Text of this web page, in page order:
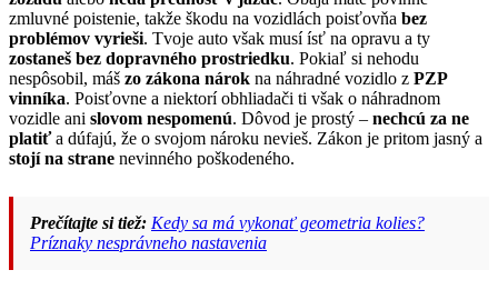
zmluvné poistenie, takže škodu na vozidlách poisťovňa bez
problémov vyrieši. Tvoje auto však musí ísť na opravu a ty
zostaneš bez dopravného prostriedku. Pokiaľ si nehodu
nespôsobil, máš zo zákona nárok na náhradné vozidlo z PZP
vinníka. Poisťovne a niektorí obhliadači ti však o náhradnom
vozidle ani slovom nespomenú. Dôvod je prostý – nechcú za ne
platiťa dúfajú, že o svojom nároku nevieš. Zákon je pritom jasný a
stojí na strane nevinného poškodeného.
Prečítajte si tiež: Kedy sa má vykonať geometria kolies?
Príznaky nesprávneho nastavenia